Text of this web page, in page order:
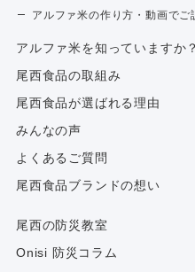
アルファ米の作り方・動画でご
アルファ⽶を知っていますか？
尾西食品の取組み
尾西食品が選ばれる理由
みんなの声
よくあるご質問
尾西食品ブランドの想い
尾西の防災教室
Onisi 防災コラム